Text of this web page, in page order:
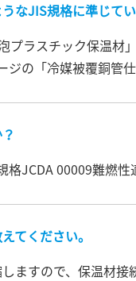
なJIS規格に準じて
プラスチック保温材
の「冷媒被覆銅管
格JCDA 00009難燃性
てください。
ますので、保温材接